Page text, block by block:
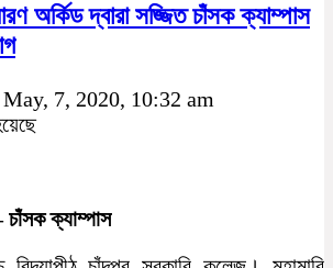
অর্কিড দ্বারা সজ্জিত চাঁসক ক্যাম্পাস
May, 7, 2020, 10:32 am
ক্যাম্পাস